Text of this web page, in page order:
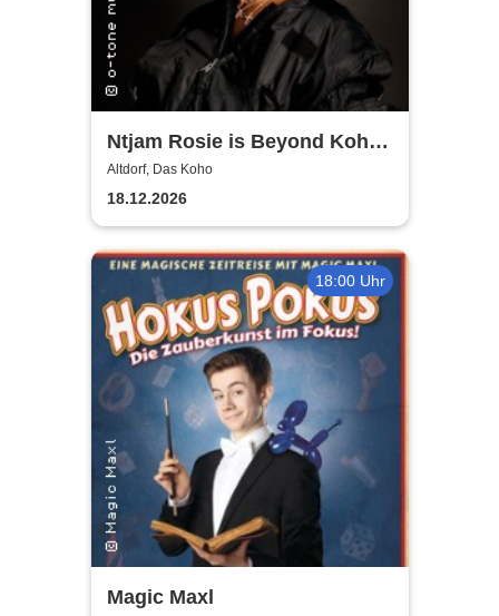
Ntjam Rosie is Beyond Koho
Altdorf
Altdorf, Das Koho
18.12.2026
18:00 Uhr
Magic Maxl